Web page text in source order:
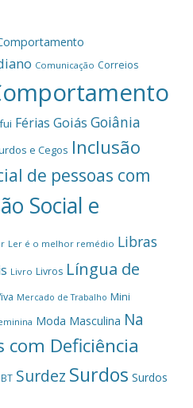
Comunicação Correios
Férias Goiás Goiânia
e Cegos Inclusão
de pessoas com
Social e
Ler é o melhor remédio Libras
Livro Livros Língua de
Mercado de Trabalho Mini
Moda Masculina Na
com Deficiência
Surdez Surdos Surdos